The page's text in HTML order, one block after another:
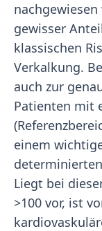
gewisser
klassischen
Verkalkung.
auch zur
Patienten mit
einem
Liegt bei
>100 vor, ist